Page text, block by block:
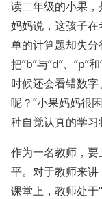
读二年级的小果
妈妈说，这孩子
单的计算题却失
把“b”与“d”、“p”
时候还会看错数
呢？”小果妈妈很
种自觉认真的学习
作为一名教师，
平。对于教师来讲
课堂上，教师处于